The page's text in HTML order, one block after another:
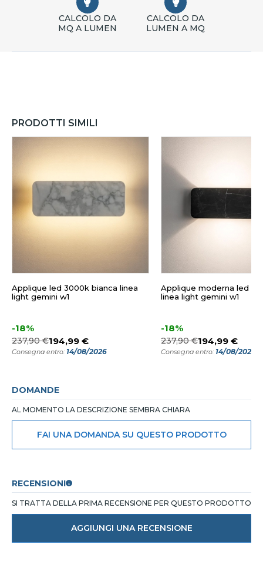
CALCOLO DA
MQ A LUMEN
CALCOLO DA
LUMEN A MQ
PRODOTTI SIMILI
Applique led 3000k bianca linea
light gemini w1
-18%
237,90 €194,99 €
Consegna entro: 14/08/2026
Applique moderna led
linea light gemini w1
-18%
237,90 €194,99 €
Consegna entro: 14/08/2026
DOMANDE
AL MOMENTO LA DESCRIZIONE SEMBRA CHIARA
FAI UNA DOMANDA SU QUESTO PRODOTTO
RECENSIONI
SI TRATTA DELLA PRIMA RECENSIONE PER QUESTO PRODOTTO
AGGIUNGI UNA RECENSIONE